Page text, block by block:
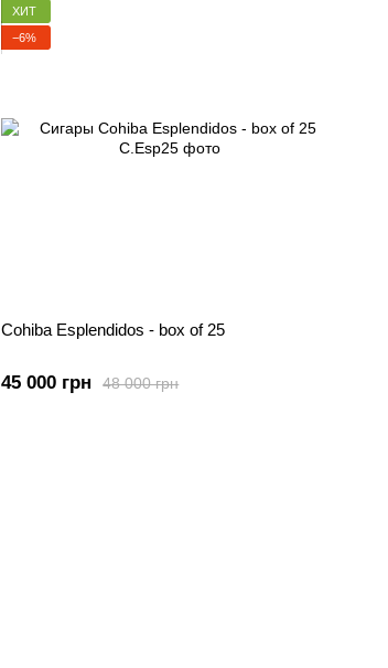
ХИТ
−6%
Cohiba Esplendidos - box of 25
48 000 грн
45 000 грн